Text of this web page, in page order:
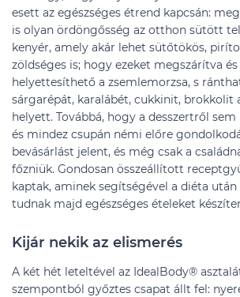
esett az egészséges étrend kapcsán:
is olyan ördöngősség az otthon sütött
kenyér, amely akár lehet sütőtökös,
zöldséges is; hogy ezeket megszárítva
helyettesíthető a zsemlemorzsa, s
sárgarépát, karalábét, cukkinit, brokkolit
helyett. Továbbá, hogy a desszertről
és mindez csupán némi előre
bevásárlást jelent, és még csak a
főzniük. Gondosan összeállított
kaptak, aminek segítségével a diéta
tudnak majd egészséges ételeket
Kijár nekik az elismerés
A két hét leteltével az IdealBody®
szempontból győztes csapat állt fel: